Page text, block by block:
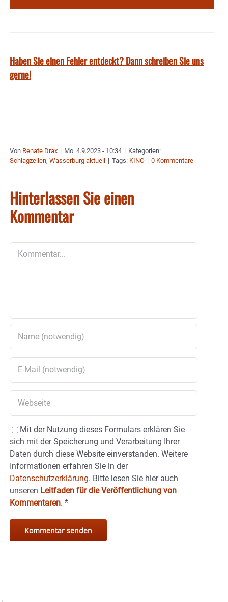
Haben Sie einen Fehler entdeckt? Dann schreiben Sie uns
gerne!
Von Renate Drax | Mo. 4.9.2023 - 10:34 | Kategorien:
Schlagzeilen, Wasserburg aktuell | Tags: KINO | 0 Kommentare
Hinterlassen Sie einen
Kommentar
Mit der Nutzung dieses Formulars erklären Sie
sich mit der Speicherung und Verarbeitung Ihrer
Daten durch diese Website einverstanden. Weitere
Informationen erfahren Sie in der
Datenschutzerklärung. Bitte lesen Sie hier auch
unseren Leitfaden für die Veröffentlichung von
Kommentaren. *